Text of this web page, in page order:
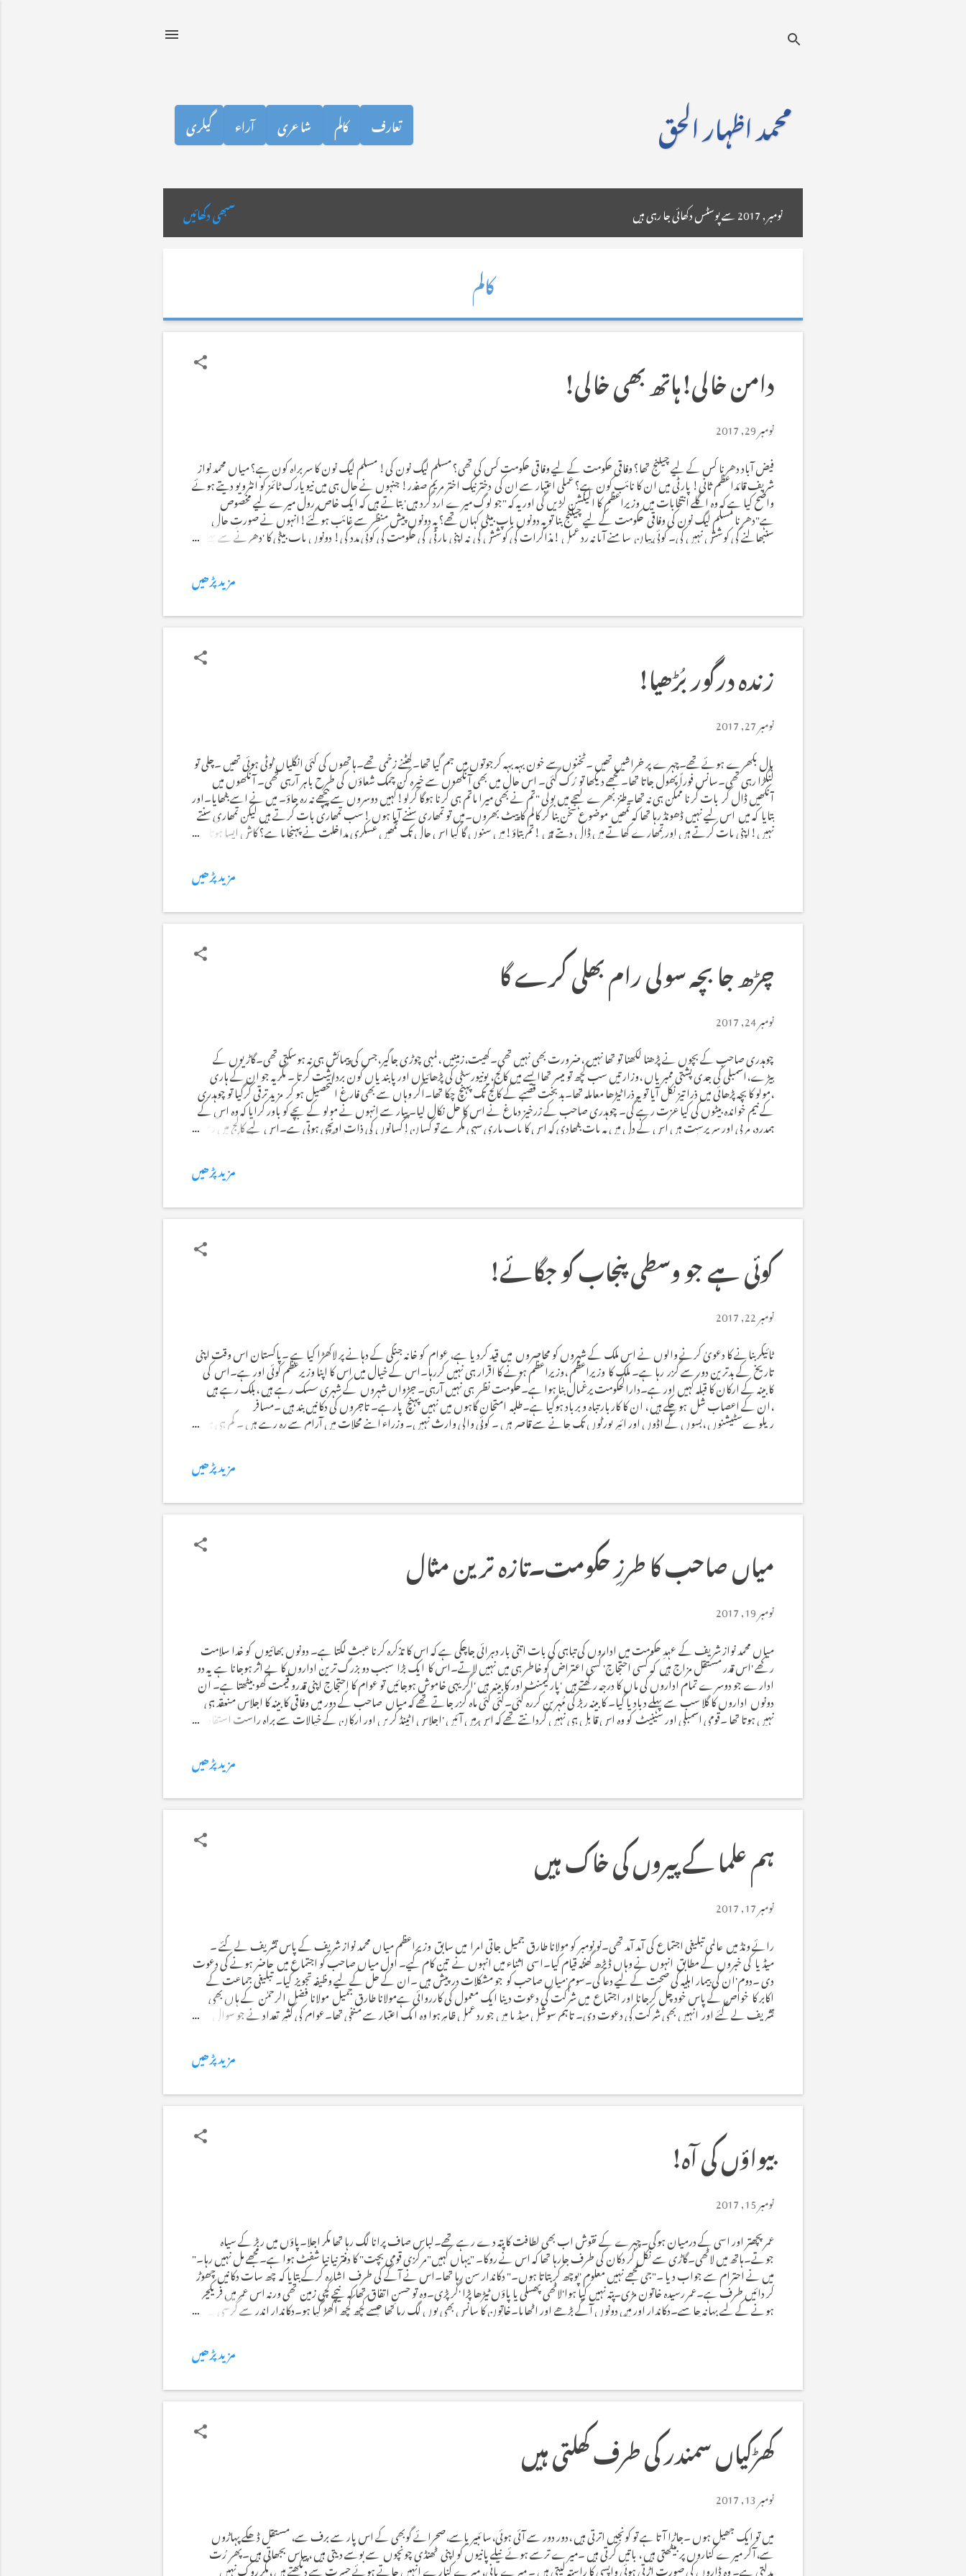
محمد اظہار الحق تعارف کالم شاعری آراء گیلری
ع
نومبر, 2017 سے پوسٹس دکھائی جا رہی ہیں سبھی دکھائیں
کالم
دامن خالی!ہاتھ بھی خالی!
نومبر 29, 2017
فیض آباد دھرنا کس کے لیے چیلنج تھا؟ وفاقی حکومت کے لیے وفاقی حکومت کس کی تھی؟ مسلم لیگ نون کی! مسلم لیگ نون کا سربراہ کون ہے؟ میاں محمد نواز
شریف قائداعظم ثانی! پارٹی میں ان کا نائب کون ہے؟ عملی اعتبار سے ان کی دختر نیک اختر مریم صفدر! جنہوں نے حال ہی میں نیویارک ٹائمز کو انٹرویو دیتے ہوئے
واضح کیا ہے کہ وہ اگلے انتخابات میں وزیراعظم کا الیکشن لڑیں گی اور یہ کہ "جو لوگ میرے ارد گرد ہیں' بتاتے ہیں کہ ایک خاص رول میرے لیے مخصوص
ہے"دھرنا مسلم لیگ نون کی وفاقی حکومت کے لیے چیلنج بنا تو یہ دونوں باپ بیٹی کہاں تھے؟ یہ دونوں پیش منظر سے غائب ہوگئے!انہوں نے صورتِ حال
سنبھالنے کی کوشش نہیں کی۔ کوئی بیان سامنے آیا نہ ردِ عمل !مذاکرات کی کوشش کی نہ اپنی پارٹی کی حکومت کی کوئی مدد کی! دونوں باپ بیٹی کا 'دھرنے سے پہلے
'تقریباً ہر روز کوئی نہ کوئی بیان میڈیا پر جلی حروف اور بلند آواز میں ضرور دکھائی اور سنائی دیتا تھا۔ دھرنے کے دوران دونوں مہر بلب رہے! اس خاموشی ' اس
مزید پڑھیں
زندہ درگور بُڑھیا!
نومبر 27, 2017
بال بکھرے ہوئے تھے۔چہرے پر خراشیں تھیں ۔ٹخنوں سے خون بہہ بہہ کرجوتوں میں جم گیا تھا۔گھٹنے زخمی تھے۔ہاتھوں کی کئی انگلیاں ٹوٹی ہوئی تھیں ۔چلی تو
لنگڑا رہی تھی۔سانس فوراً پھول جاتا تھا۔ مجھے دیکھا تو رُک گئی۔ اس حال میں بھی آنکھوں سے خیرہ کُن چمک شعاؤں کی طرح باہر آرہی تھی۔ آنکھوں میں
آنکھیں ڈال کر بات کرنا ممکن ہی نہ تھا۔طنز بھرے لہجے میں بولی "تم نے بھی میرا ماتم ہی کرنا ہوگا کرلو!کہیں دوسروں سے پیچھے نہ رہ جاؤ۔ میں نے اسے بٹھایا۔اور
بتایا کہ میں اس لیے نہیں ڈھونڈ رہا تھا کہ تمھیں موضوع سخن بنا کر کالم کا پیٹ بھروں۔میں تو تمھاری سننے آیا ہوں !سب تمھاری بات کرتے ہیں لیکن تمھاری سنتے
نہیں!اپنی بات کرتے ہیں اور تمھارے کھاتے میں ڈال دیتے ہیں !تم بتاؤ!میں سنوں گا کیا اس حال تک تمھیں عسکری مداخلت نے پہنچایا ہے؟ کاش ایسا ہوتا!
ایسا ہوتا تو مجھے اپنے بالوں کے بکھرنے کا'دانتوں کے ٹوٹنے کا،گھٹنوں کے زخمی ہونے کا' چہرے کے مسخ ہونے کا رنج تو نہ ہوتا۔مجھے خوشی ہوتی کہ میں نے اپنے
مزید پڑھیں
چڑھ جا بچہ سولی رام بھلی کرے گا
نومبر 24, 2017
چوہدری صاحب کے بچوں نے پڑھنا لکھنا تو تھا نہیں ،ضرورت بھی نہیں تھی۔کھیت،زمینیں ،لمبی چوڑی جاگیر،جس کی پیمائش ہی نہ ہوسکتی تھی۔گاڑیوں کے
بیڑے،اسمبلی کی جدی پشتی ممبریاں ،وزارتیں سب کچھ تو میسر تھاایسے میں کالج، یونیورسٹی کی پڑھائیاں اور پابندیاں کون برداشت کرتا ۔ مگر یہ جو ان کے ہاری
،مولو کا بچہ پڑھائی میں ذرا تیز نکل آیا تو یہ ذرا ٹیڑھا معاملہ تھا۔بدبخت قصبے کے کالج تک پہنچ چکا تھا۔اگر وہاں سے بھی فارغ التحصیل ہو کر مزید ترقی کرگیا تو چوہدری
کے نیم خواندہ بیٹوں کی کیا عزت رہے گی۔ چوہدری صاحب کے زرخیز دماغ نے اس کا حل نکال لیا۔ پیار سے انہوں نے مولو کے بچے کو باور کرایا کہ وہ اس کے
ہمدرد، مربی اور سرپرست ہیں اس کے دل میں یہ بات بٹھادی کہ اس کا باپ ہاری سہی مگر ہے تو کسان!کسانوں کی ذات اونچی ہوتی ہے۔اس لیے کالج میں رعب
داب اور ٹھسے سے رہا کرے۔دوسرے طلبا کی اکثریت اس کے مقابلے میں نیچ ذاتوں سے ہے۔مولو کے بچے کی گردن اکڑ گئی۔اس نے کالج میں کھڑ پینچی شروع
مزید پڑھیں
کوئی ہے جو وسطی پنجاب کو جگائے!
نومبر 22, 2017
ٹائیگر بنانے کا دعویٰ کرنے والوں نے اس ملک کے شہروں کو محاصروں میں قید کردیا ہے، عوام کو خانہ جنگی کے دہانے پر لاکھڑا کیا ہے ۔پاکستان اس وقت اپنی
تاریخ کے بدترین دور سے گزر رہا ہے۔ ملک کا وزیراعظم ،وزیراعظم ہونے کا اقرار ہی نہیں کررہا۔اس کے خیال میں اس کا اپنا وزیرعظم کوئی اور ہے۔اس کی
کابینہ کے ارکان کا قبلہ کہیں اور ہے۔دارالحکومت یرغمال بنا ہوا ہے۔حکومت نظر ہی نہیں آرہی۔ جڑواں شہروں کے شہری سسک رہے ہیں ،بلک رہے ہیں
،ان کے اعصاب شل ہوچکے ہیں ، ان کا کاربار تباہ و برباد ہوگیا ہے۔طلبہ امتحان گاہوں میں نہیں پہنچ پارہے۔ تاجروں کی دکانیں بند ہیں ۔مسافر
ریلوےسٹیشنوں ،بسوں کے اڈوں اور ائیر پورٹوں تک جانے سے قاصر ہیں ۔ کوئی والی وارث نہیں۔ وزراء اپنے محلات میں آرام سے رہ رہے ہیں ۔ کم ہی ہیں
ان میں سے جو ہر روز اپنے دفاتر میں حاضر ہوتے ہوں ، دوسرے لفظوں میں یوں کہیے کہ وہ اس عذاب سے بے خبر ہیں جس سے جڑواں شہروں کے باشندے
مزید پڑھیں
میاں صاحب کا طرزِ حکومت۔تازہ ترین مثال
نومبر 19, 2017
میاں محمد نواز شریف کے عہدِ حکومت میں اداروں کی تباہی کی بات اتنی بار دہرائی جاچکی ہے کہ اس کا تذکرہ کرنا عبث لگتا ہے۔ دونوں بھائیوں کو خدا سلامت
رکھے 'اس قدر مستقل مزاج ہیں کہ کسی احتجاج' کسی اعتراض کو خاطر ہی میں نہیں لاتے۔اس کا ایک بڑا سبب دو بزرگ ترین اداروں کا بے اثر ہوجانا ہے یہ دو
ادارے جو دوسرے تمام اداروں کی ماں کا درجہ رکھتے ہیں 'پارلیمنٹ اور کابینہ ہیں 'اگر یہی خاموش ہوجائیں تو عوام کا احتجاج اپنی قدرو قیمت کھو بیٹھتا ہے۔ ان
دونوں اداروں کا گلا سب سے پہلے دبادیا گیا۔ کابینہ ربڑ کی مُہر بن کررہ گئی۔کئی کئی ماہ گزر جاتے تھے کہ میاں صاحب کے دور میں وفاقی کابینہ کا اجلاس منعقد ہی
نہیں ہوتا تھا ۔قومی اسمبلی اور سینیٹ کو وہ اس قابل ہی نہیں گردانتے تھے کہ اس میں آئیں 'اجلاس اٹینڈ کریں اور ارکان کے خیالات سے براہ راست استفادہ
کریں ۔پنجاب میں صورت حال اس سے بھی ابتر ہے۔ جاتی امرا کو وزیراعظم کے کیمپ آفس کا درجہ حاصل رہا ۔ستر کروڑ چار دیواری پر لگ گیا۔ہزاروں اہلکار
مزید پڑھیں
ہم علما کے پیروں کی خاک ہیں
نومبر 17, 2017
رائے ونڈ میں عالمی تبلیغی اجتماع کی آمد آمد تھی۔نو نومبر کو مولانا طارق جمیل جاتی امرا میں سابق وزیراعظم میاں محمد نواز شریف کے پاس تشریف لے گئے ۔
میڈیا کی خبروں کے مطابق انہوں نے وہاں ڈیڑھ گھنٹہ قیام کیا۔اسی اثناء میں انہوں نے تین کام کیے۔ اول میاں صاحب کو اجتماع میں حاضر ہونے کی دعوت
دی ۔دوم'ان کی بیمار اہلیہ کی صحت کے لیے دعا کی۔سوم'میاں صاحب کو جو مشکلات درپیش ہیں ۔ان کے حل کے لیے وظیفہ تجویز کیا۔ تبلیغی جماعت کے
اکابر کا خواص کے پاس خود چل کرجانا اور اجتماع میں شرکت کی دعوت دینا ایک معمول کی کارروائی ہےمولانا طارق جمیل مولانا فضل الرحمٰن کے ہاں بھی
تشریف لے گئے اور انہیں بھی شرکت کی دعوت دی۔ تاہم سوشل میڈیا میں جو ردِ عمل ظاہرہوا وہ ایک اعتبار سے منفی تھا۔عوام کی کثیر تعداد نے جو سوال
اٹھایا وہ منطقی لحاظ سے ناروا نہ تھا ۔کیا کرپشن کے داغ اوراد وظائف سے دُھل جاتے ہیںَ عوام کو معلوم ہے کہ مولانا طارق جمیل ایک باخبر انسان ہیں ۔
مزید پڑھیں
بیواؤں کی آہ!
نومبر 15, 2017
عمر پچھتر اور اسی کے درمیان ہوگی۔چہرے کے نقوش اب بھی لطافت کا پتہ دے رہے تھے۔لباس صاف پرانا لگ رہا تھا مگر اجلا۔پاؤں میں ربڑ کے سیاہ
جوتے۔ہاتھ میں لاٹھی۔گاڑی سے نکل کر دکان کی طرف جارہا تھا کہ اس نے روکا۔ "یہاں کہیں"مرکزی قومی بچت" کا دفتر نیا نیا شفٹ ہوا ہے۔مجھے مل نہیں رہا۔"
میں نے احترام سے جواب دیا ۔"جی مجھے نہیں معلوم 'پوچھ کر بتاتا ہوں۔" دکاندار سن رہا تھا۔اس نے آگے کی طرف اشارہ کرکے بتایا کہ چھ سات دکانیں چھوڑ
کر دائیں طرف ہے۔عمر رسیدہ خاتون مڑی۔پتہ نہیں کیا ہوا'لاٹھی پھسلی یا پاؤں ٹیڑھا پڑا 'گر پڑی۔وہ تو حسنِ اتفاق تھا کہ نیچے کچی زمین تھی ورنہ اس عمر میں فریکچر
ہونے کے لیے بہانہ چاہیے۔دکاندار اور میں دونوں آگے بڑھے اور اٹھایا۔خاتون کا سانس بھی یوں لگ رہا تھا جیسے کچھ کچھ اکھڑ گیا ہو۔دکاندار اندر سے کرسی لے
آیا۔بٹھایا پھر پانی کا گلاس پیش کیا۔اٹھنے لگی تو میں نے کہا آئیے'میں آپ کو مرکزی قومی بچت تک چھوڑ آتا ہوں ۔ اس نے اپنے بڑھاپے اور اکلاپے کی باتیں
مزید پڑھیں
کھڑکیاں سمندر کی طرف کھلتی ہیں
نومبر 13, 2017
میں تو ایک جھیل ہوں ۔جاڑا آتا ہے تو کونجیں اترتی ہیں ،دور دور سے آئی ہوئی،سائبیریاسے،صحرائے گوبھی کے اس پار سے برف سے، مستقل ڈھکے پہاڑوں
سے،آکر میرے کناروں پر بیٹھتی ہیں ، باتیں کرتی ہیں ۔میرے ترسے ہوئے نیلے پانیوں کو اپنی ٹھنڈی چونچوں سے بوسے دیتی ہیں ، پیاس بجھاتی ہیں۔پھر رُت
بدلتی ہے۔ وہ ڈاروں کی صورت اڑتی ہوئی واپسی کا راستہ لیتی ہیں ۔ میرے پانی، میرے کنارے انہیں جاتے ہوئے حسرت سے دیکھتے ہیں ،مگر روک نہیں